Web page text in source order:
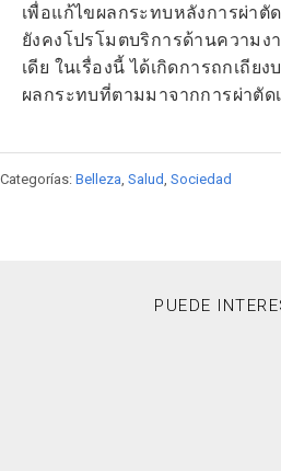
เพื่อแก้ไขผลกระทบหลังการผ่า
ยังคงโปรโมตบริการด้านความ
เดีย ในเรื่องนี้ ได้เกิดการถกเถีย
ผลกระทบที่ตามมาจากการผ่าตัด
Categorías: Belleza Salud Sociedad
PUEDE